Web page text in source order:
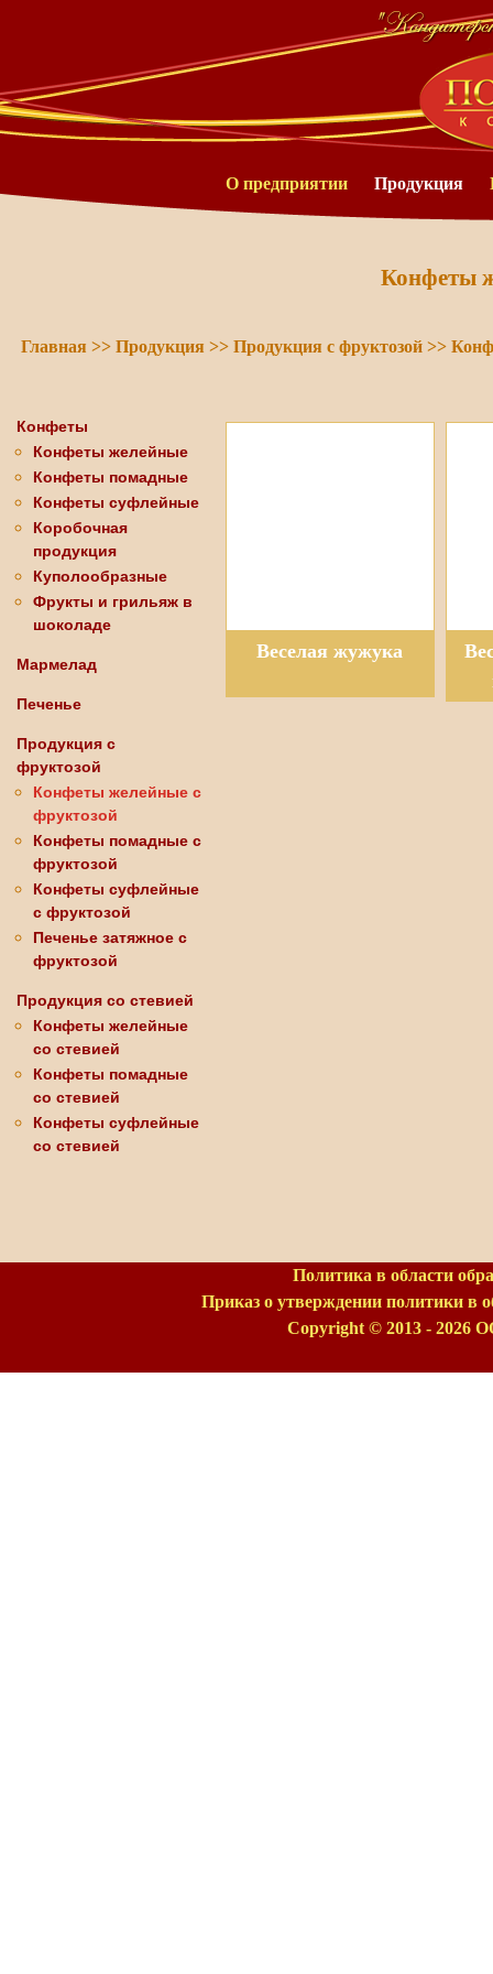
О предприятии Продукция
Главная >> Продукция >> Продукция с фруктозой >>
Конфеты
Конфеты желейные
Конфеты помадные
Конфеты суфлейные
Коробочная
продукция
Куполообразные
Фрукты и грильяж в
шоколаде
Мармелад
Печенье
Продукция с
фруктозой
Конфеты желейные с
фруктозой
Конфеты помадные с
фруктозой
Конфеты суфлейные
с фруктозой
Печенье затяжное с
фруктозой
Продукция со стевией
Конфеты желейные
со стевией
Конфеты помадные
со стевией
Конфеты суфлейные
со стевией
Конфеты
Веселая жужука
Политика в области
Приказ о утверждении политики в
Copyright © 2013 - 2026